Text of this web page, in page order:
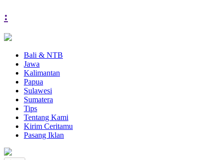
:
Bali & NTB
Jawa
Kalimantan
Papua
Sulawesi
Sumatera
Tips
Tentang Kami
Kirim Ceritamu
Pasang Iklan